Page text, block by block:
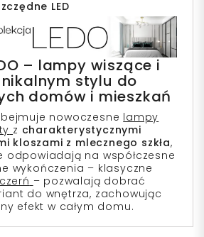
LED
– lampy wiszące i
stylu do
domów i mieszkań
nowoczesne lampy
z charakterystycznymi
kloszami z mlecznego szkła,
odpowiadają na współczesne
wykończenia – klasyczne
czerń – pozwalają dobrać
do wnętrza, zachowując
efekt w całym domu.